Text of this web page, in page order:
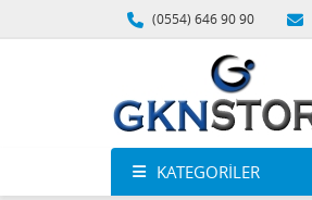
(0554) 646 90 90
KATEGORILER